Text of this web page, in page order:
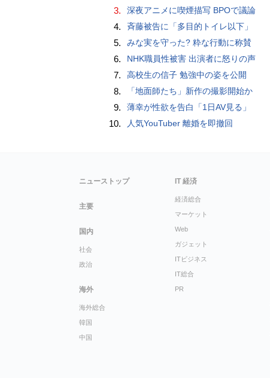
3. 深夜アニメに喫煙描写 BPOで議論
4. 斉藤被告に「多目的トイレ以下」
5. みな実を守った? 粋な行動に称賛
6. NHK職員性被害 出演者に怒りの声
7. 高校生の信子 勉強中の姿を公開
8. 「地面師たち」新作の撮影開始か
9. 薄幸が性欲を告白「1日AV見る」
10. 人気YouTuber 離婚を即撤回
ニューストップ
主要
国内
社会
政治
海外
海外総合
韓国
中国
IT 経済
経済総合
マーケット
Web
ガジェット
ITビジネス
IT総合
PR